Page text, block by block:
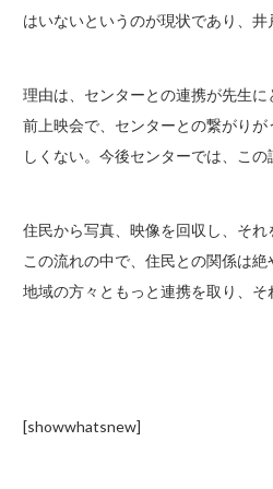
はいないというのが現状であり、井
理由は、センターとの連携が先生
前上映会で、センターとの繋がり
しくない。今後センターでは、この
住民から写真、映像を回収し、そ
この流れの中で、住民との関係は
地域の方々ともっと連携を取り、
[showwhatsnew]